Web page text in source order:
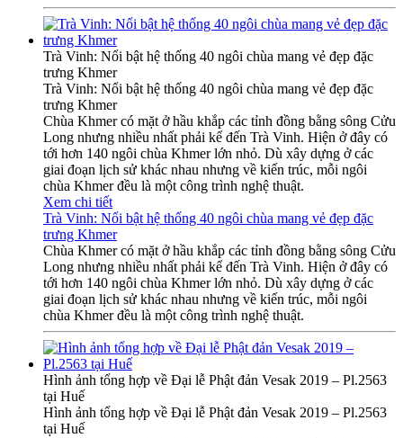
Trà Vinh: Nổi bật hệ thống 40 ngôi chùa mang vẻ đẹp đặc
trưng Khmer
Trà Vinh: Nổi bật hệ thống 40 ngôi chùa mang vẻ đẹp đặc
trưng Khmer
Chùa Khmer có mặt ở hầu khắp các tỉnh đồng bằng sông Cửu
Long nhưng nhiều nhất phải kể đến Trà Vinh. Hiện ở đây có
tới hơn 140 ngôi chùa Khmer lớn nhỏ. Dù xây dựng ở các
giai đoạn lịch sử khác nhau nhưng về kiến trúc, mỗi ngôi
chùa Khmer đều là một công trình nghệ thuật.
Xem chi tiết
Trà Vinh: Nổi bật hệ thống 40 ngôi chùa mang vẻ đẹp đặc
trưng Khmer
Chùa Khmer có mặt ở hầu khắp các tỉnh đồng bằng sông Cửu
Long nhưng nhiều nhất phải kể đến Trà Vinh. Hiện ở đây có
tới hơn 140 ngôi chùa Khmer lớn nhỏ. Dù xây dựng ở các
giai đoạn lịch sử khác nhau nhưng về kiến trúc, mỗi ngôi
chùa Khmer đều là một công trình nghệ thuật.
Hình ảnh tổng hợp về Đại lễ Phật đản Vesak 2019 – Pl.2563
tại Huế
Hình ảnh tổng hợp về Đại lễ Phật đản Vesak 2019 – Pl.2563
tại Huế